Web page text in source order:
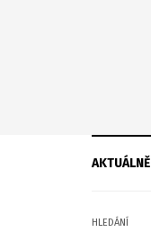
AKTUÁLNĚ
HLEDÁNÍ